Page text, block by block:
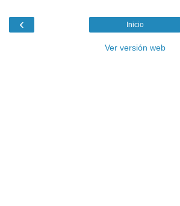
‹ Inicio
Ver versión web